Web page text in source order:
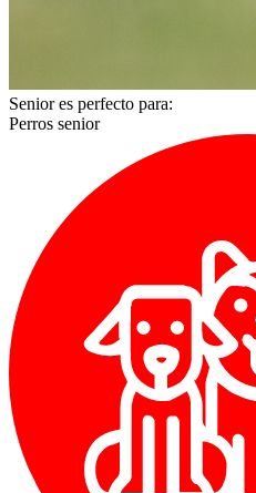
Senior es perfecto para:
Perros senior